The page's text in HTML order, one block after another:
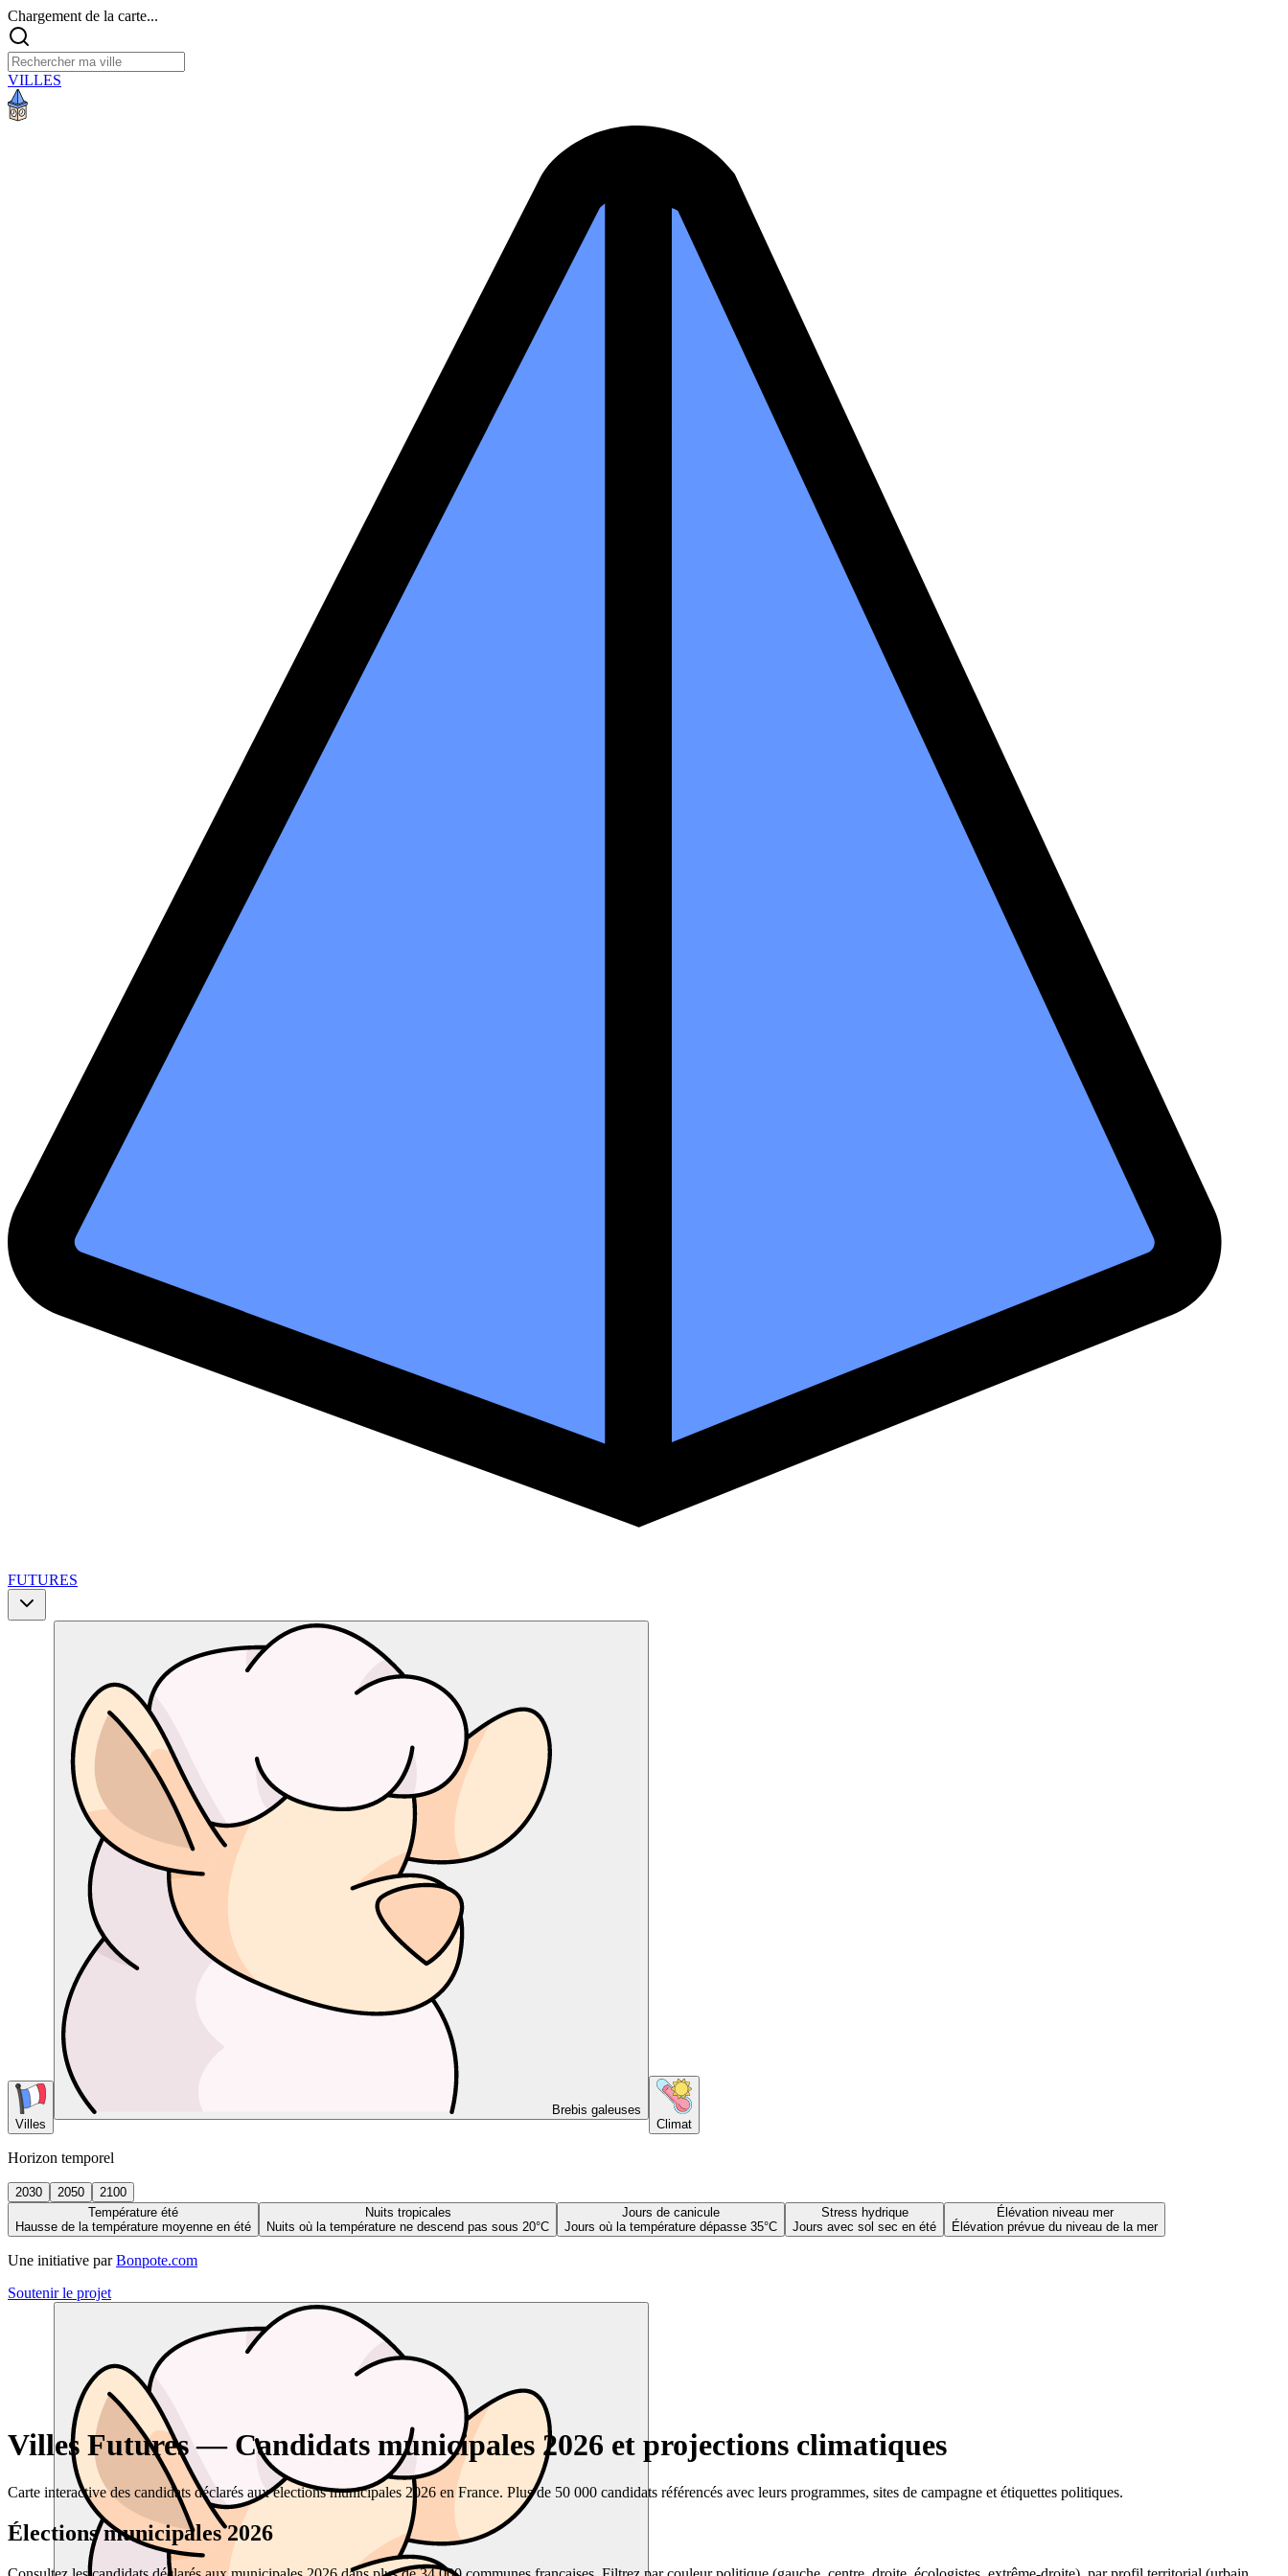
Chargement de la carte...
VILLES
FUTURES
Villes
Brebis galeuses
Climat
Horizon temporel
2030 2050
2100
Température été
Hausse de la température moyenne en été
Nuits tropicales
Nuits où la température ne descend pas sous 20°C
Jours de canicule
Jours où la température dépasse 35°C
Stress hydrique
Jours avec sol sec en été
Élévation niveau mer
Élévation prévue du niveau de la mer
Une initiative par Bonpote.com
Soutenir le projet
Villes Futures — Candidats municipales 2026 et projections climatiques
Carte interactive des candidats déclarés aux élections municipales 2026 en France. Plus de 50 000 candidats référencés avec leurs programmes, sites de campagne et étiquettes politiques.
Élections municipales 2026